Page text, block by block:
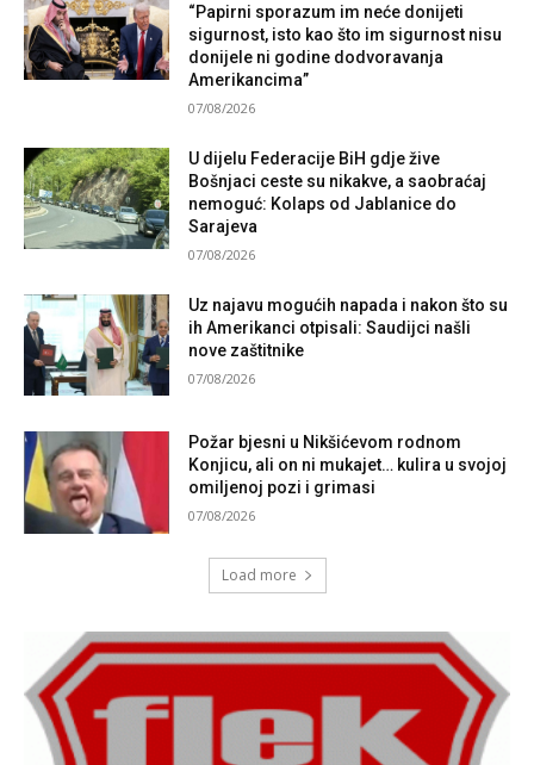
“Papirni sporazum im neće donijeti
sigurnost, isto kao što im sigurnost nisu
donijele ni godine dodvoravanja
Amerikancima”
07/08/2026
U dijelu Federacije BiH gdje žive
Bošnjaci ceste su nikakve, a saobraćaj
nemoguć: Kolaps od Jablanice do
Sarajeva
07/08/2026
Uz najavu mogućih napada i nakon što su
ih Amerikanci otpisali: Saudijci našli
nove zaštitnike
07/08/2026
Požar bjesni u Nikšićevom rodnom
Konjicu, ali on ni mukajet… kulira u svojoj
omiljenoj pozi i grimasi
07/08/2026
Load more